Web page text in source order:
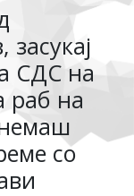
СДС на
раб на
со